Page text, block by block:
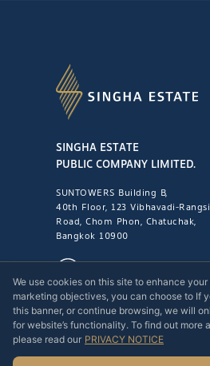
SINGHA ESTATE
PUBLIC COMPANY LIMITED.
SUNTOWERS Building B,
40th Floor, 123 Vibhavadi-
Road, Chom Phon, Chatuchak,
Bangkok 10900
1221
We use cookies on this site to enhance
marketing objectives, you can choose to If
this banner, or continue browsing, we will
for website’s functionality. To find out more
please read our PRIVACY NOTICE